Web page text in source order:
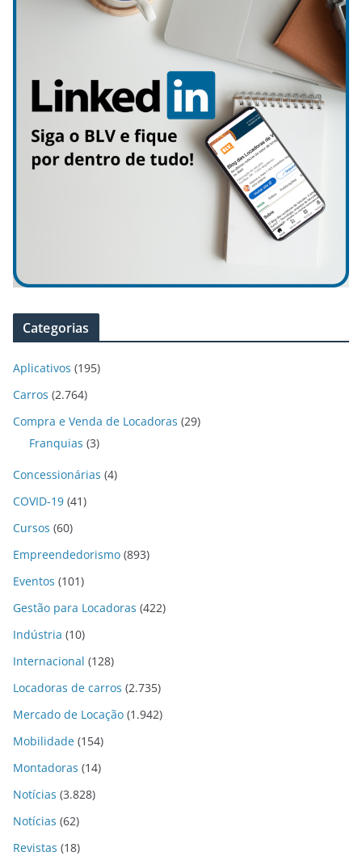
Categorias
Aplicativos (195)
Carros (2.764)
Compra e Venda de Locadoras (29)
Franquias (3)
Concessionárias (4)
COVID-19 (41)
Cursos (60)
Empreendedorismo (893)
Eventos (101)
Gestão para Locadoras (422)
Indústria (10)
Internacional (128)
Locadoras de carros (2.735)
Mercado de Locação (1.942)
Mobilidade (154)
Montadoras (14)
Notícias (3.828)
Notícias (62)
Revistas (18)